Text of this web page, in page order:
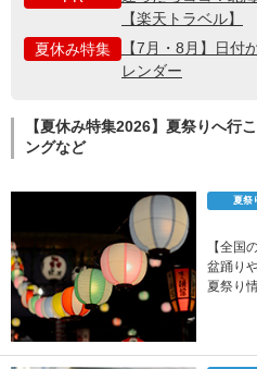
【楽天トラベル】
夏休み特集
【7月・8月】日付
レンダー
【夏休み特集2026】夏祭りへ行
ングなど
夏祭
【全国
盆踊り
夏祭り